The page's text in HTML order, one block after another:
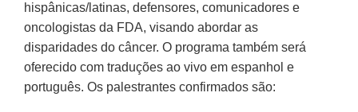
hispânicas/latinas, defensores, comunicadores e
oncologistas da FDA, visando abordar as
disparidades do câncer. O programa também será
oferecido com traduções ao vivo em espanhol e
português. Os palestrantes confirmados são: